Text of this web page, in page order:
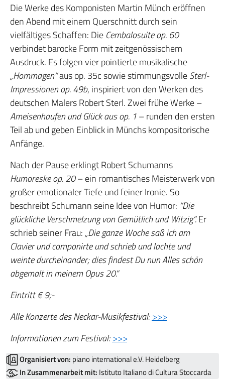
Die Werke des Komponisten Martin Münch eröffnen
den Abend mit einem Querschnitt durch sein
vielfältiges Schaffen: Die Cembalosuite op. 60
verbindet barocke Form mit zeitgenössischem
Ausdruck. Es folgen vier pointierte musikalische
„Hommagen“aus op. 35c sowie stimmungsvolleSterl-
Impressionen op. 49b, inspiriert von den Werken des
deutschen Malers Robert Sterl. Zwei frühe Werke –
Ameisenhaufen und Glück aus op. 1– runden den ersten
Teil ab und geben Einblick in Münchs kompositorische
Anfänge.
Nach der Pause erklingt Robert Schumanns
Humoreske op. 20– ein romantisches Meisterwerk von
großer emotionaler Tiefe und feiner Ironie. So
beschreibt Schumann seine Idee von Humor: “Die
glückliche Verschmelzung von Gemütlich und Witzig”.Er
schrieb seiner Frau:„Die ganze Woche saß ich am
Clavier und componirte und schrieb und lachte und
weinte durcheinander; dies findest Du nun Alles schön
abgemalt in meinem Opus 20.“
Eintritt € 9;-
Alle Konzerte des Neckar-Musikfestival:>>>
Informationen zum Festival:>>>
Organisiert von: piano international e.V. Heidelberg
In Zusammenarbeit mit: Istituto Italiano di Cultura Stoccarda